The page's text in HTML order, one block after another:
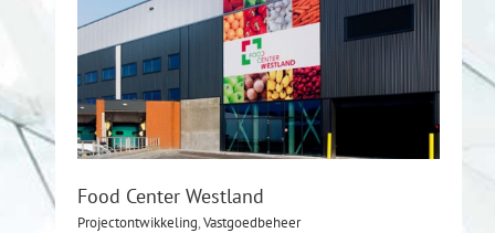
Food Center Westland
Projectontwikkeling,Vastgoedbeheer